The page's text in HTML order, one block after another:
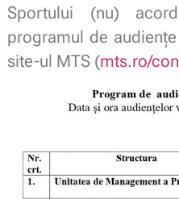
Sportului (nu)
programul de
site-ul MTS (mts.ro/